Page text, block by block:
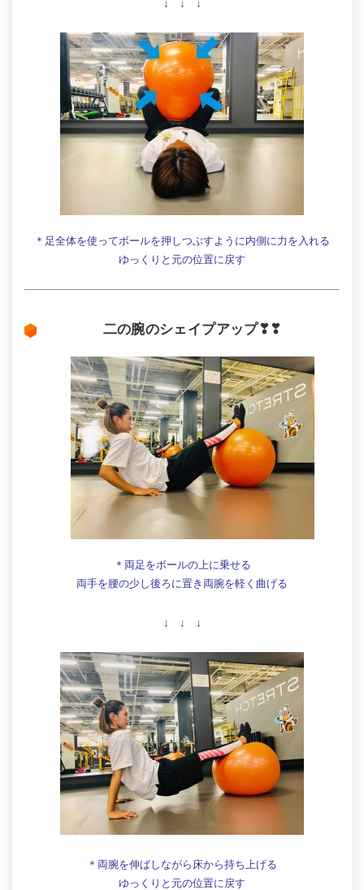
↓ ↓ ↓
＊足全体を使ってボールを押しつぶすように内側に力を入れる
ゆっくりと元の位置に戻す
二の腕のシェイプアップ❣❣
＊両足をボールの上に乗せる
両手を腰の少し後ろに置き両腕を軽く曲げる
↓ ↓ ↓
＊両腕を伸ばしながら床から持ち上げる
ゆっくりと元の位置に戻す